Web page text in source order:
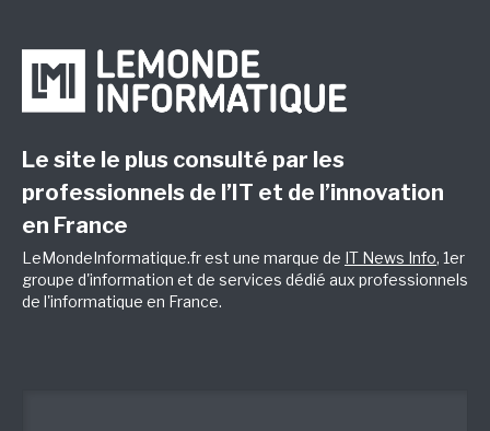
Le site le plus consulté par les
professionnels de l’IT et de l’innovation
en France
LeMondeInformatique.fr est une marque de IT News Info, 1er
groupe d'information et de services dédié aux professionnels
de l'informatique en France.